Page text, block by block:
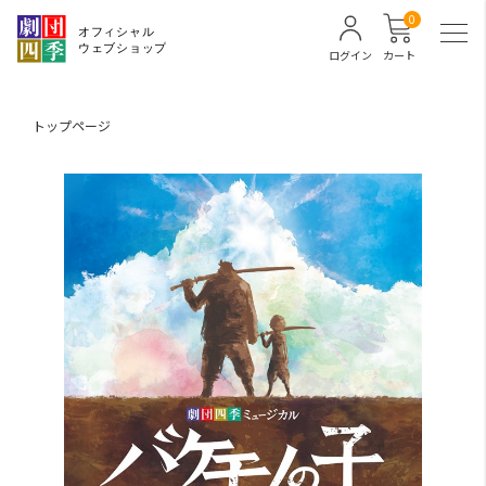
カート
0
ログイン
トップページ